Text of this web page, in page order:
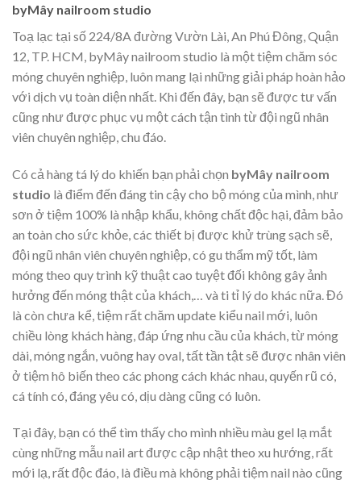
byMây nailroom studio
Toạ lạc tại số 224/8A đường Vườn Lài, An Phú Đông, Quận
12, TP. HCM, byMây nailroom studio là một tiệm chăm sóc
móng chuyên nghiệp, luôn mang lại những giải pháp hoàn hảo
với dịch vụ toàn diện nhất. Khi đến đây, bạn sẽ được tư vấn
cũng như được phục vụ một cách tận tình từ đội ngũ nhân
viên chuyên nghiệp, chu đáo.
Có cả hàng tá lý do khiến bạn phải chọn byMây nailroom
studio là điểm đến đáng tin cậy cho bộ móng của mình, như
sơn ở tiệm 100% là nhập khẩu, không chất độc hại, đảm bảo
an toàn cho sức khỏe, các thiết bị được khử trùng sạch sẽ,
đội ngũ nhân viên chuyên nghiệp, có gu thẩm mỹ tốt, làm
móng theo quy trình kỹ thuật cao tuyệt đối không gây ảnh
hưởng đến móng thật của khách,… và ti tỉ lý do khác nữa. Đó
là còn chưa kể, tiệm rất chăm update kiểu nail mới, luôn
chiều lòng khách hàng, đáp ứng nhu cầu của khách, từ móng
dài, móng ngắn, vuông hay oval, tất tần tật sẽ được nhân viên
ở tiệm hô biến theo các phong cách khác nhau, quyến rũ có,
cá tính có, đáng yêu có, dịu dàng cũng có luôn.
Tại đây, bạn có thể tìm thấy cho mình nhiều màu gel lạ mắt
cùng những mẫu nail art được cập nhật theo xu hướng, rất
mới lạ, rất độc đáo, là điều mà không phải tiệm nail nào cũng